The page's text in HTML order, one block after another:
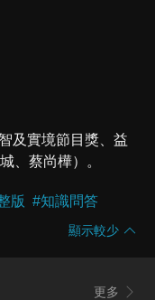
及實境節目獎、益
、蔡尚樺）。
版 #知識問答
顯示較少
更多